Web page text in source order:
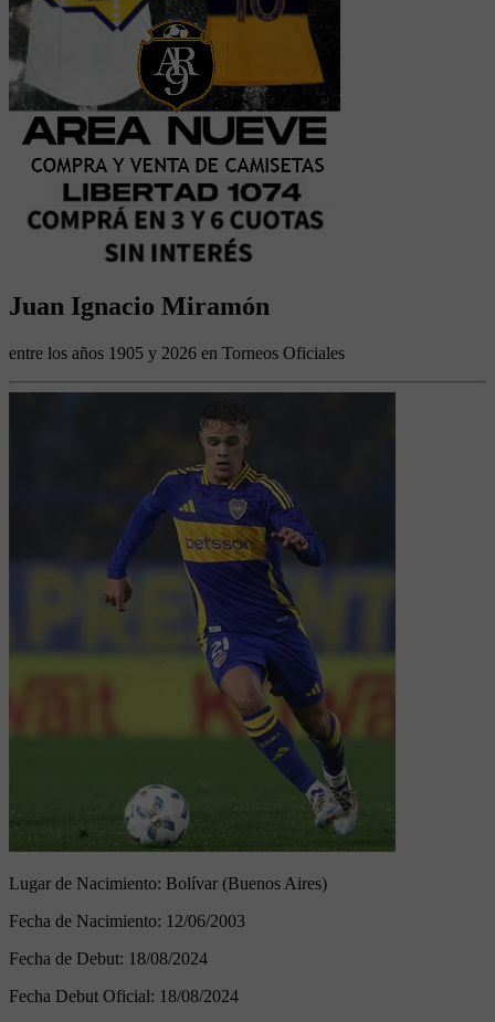
Juan Ignacio Miramón
entre los años 1905 y 2026 en Torneos Oficiales
Lugar de Nacimiento: Bolívar (Buenos Aires)
Fecha de Nacimiento: 12/06/2003
Fecha de Debut: 18/08/2024
Fecha Debut Oficial: 18/08/2024